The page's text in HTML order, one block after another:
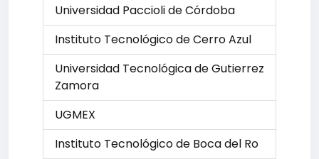
Universidad Paccioli de Córdoba
Instituto Tecnológico de Cerro Azul
Universidad Tecnológica de Gutierrez
Zamora
UGMEX
Instituto Tecnológico de Boca del Ro